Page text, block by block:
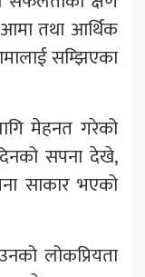
तथा आर्थिक
सम्झिएका
मेहनत गरेको
सपना देखे,
साकार भएको
लोकप्रियता